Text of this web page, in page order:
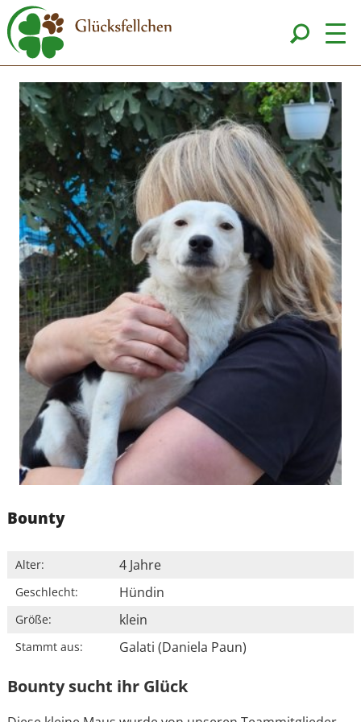
Bounty
Alter: 4 Jahre
Geschlecht: Hündin
Größe: klein
Stammt aus: Galati (Daniela Paun)
Bounty sucht ihr Glück